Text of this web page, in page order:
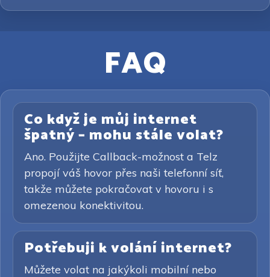
FAQ
Co když je můj internet
špatný – mohu stále volat?
Ano. Použijte Callback-možnost a Telz
propojí váš hovor přes naši telefonní síť,
takže můžete pokračovat v hovoru i s
omezenou konektivitou.
Potřebuji k volání internet?
Můžete volat na jakýkoli mobilní nebo